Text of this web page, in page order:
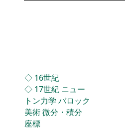
◇ 16世紀
◇ 17世紀 ニュー
トン力学 バロック
美術微分・積分
座標